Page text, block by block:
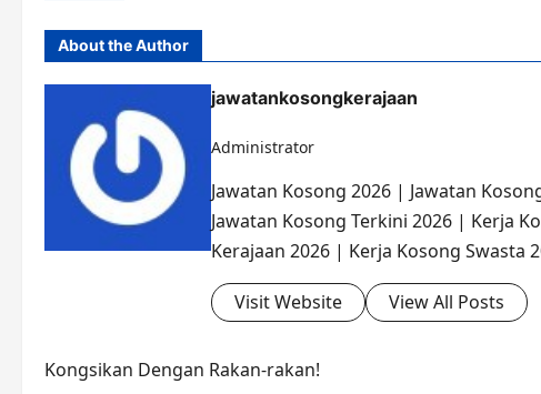
About the Author
jawatankosongkerajaan
Administrator
Jawatan Kosong 2026 | Jawatan
Jawatan Kosong Terkini 2026 | Kerja
Kerajaan 2026 | Kerja Kosong Swasta
Visit Website View All Posts
Kongsikan Dengan Rakan-rakan!